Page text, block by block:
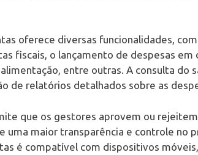
oferece diversas funcionalidades,
fiscais, o lançamento de despesas
entre outras. A consulta do
de relatórios detalhados sobre as
que os gestores aprovem ou
uma maior transparência e controle no
é compatível com dispositivos